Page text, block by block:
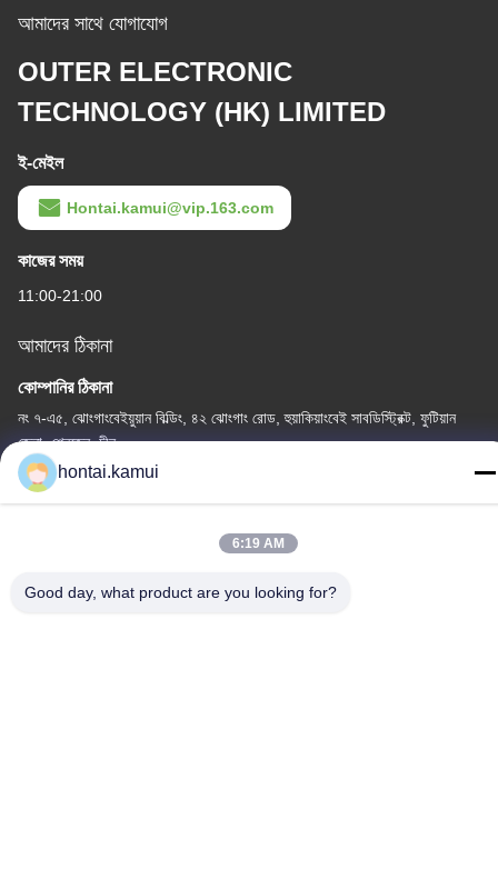
আমাদের সাথে যোগাযোগ
OUTER ELECTRONIC
TECHNOLOGY (HK) LIMITED
ই-মেইল
Hontai.kamui@vip.163.com
কাজের সময়
11:00-21:00
আমাদের ঠিকানা
কোম্পানির ঠিকানা
নং ৭-এ৫, ঝোংগাংবেইয়ুয়ান বিল্ডিং, ৪২ ঝোংগাং রোড, হুয়াকিয়াংবেই সাবডিস্ট্রিক্ট, ফুটিয়ান
জেলা, শেনজেন, চীন
কারখানার ঠিকানা
hontai.kamui
6:19 AM
Good day, what product are you looking for?